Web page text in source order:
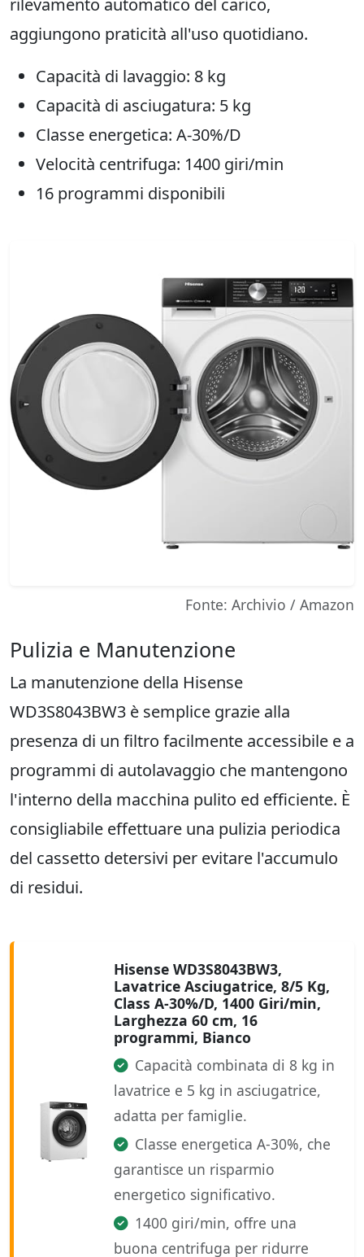
rilevamento automatico del carico,
aggiungono praticità all'uso quotidiano.
Capacità di lavaggio: 8 kg
Capacità di asciugatura: 5 kg
Classe energetica: A-30%/D
Velocità centrifuga: 1400 giri/min
16 programmi disponibili
Fonte: Archivio / Amazon
Pulizia e Manutenzione
La manutenzione della Hisense
WD3S8043BW3 è semplice grazie alla
presenza di un filtro facilmente accessibile e a
programmi di autolavaggio che mantengono
l'interno della macchina pulito ed efficiente. È
consigliabile effettuare una pulizia periodica
del cassetto detersivi per evitare l'accumulo
di residui.
Hisense WD3S8043BW3,
Lavatrice Asciugatrice, 8/5 Kg,
Class A-30%/D, 1400 Giri/min,
Larghezza 60 cm, 16
programmi, Bianco
Capacità combinata di 8 kg in
lavatrice e 5 kg in asciugatrice,
adatta per famiglie.
Classe energetica A-30%, che
garantisce un risparmio
energetico significativo.
1400 giri/min, offre una
buona centrifuga per ridurre